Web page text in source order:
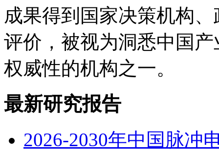
成果得到国家决策机构
评价，被视为洞悉中国
权威性的机构之一。
最新研究报告
2026-2030年中国脉冲